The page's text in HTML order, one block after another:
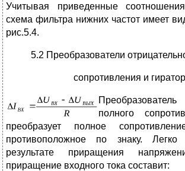
Учитывая приведенные
схема фильтра нижних частот имеет
рис.5.4.
5.2 Преобразователи
сопротивления и
Преобразователь
полного
преобразует полное
противоположное по знаку.
результате приращения
приращение входного тока составит: